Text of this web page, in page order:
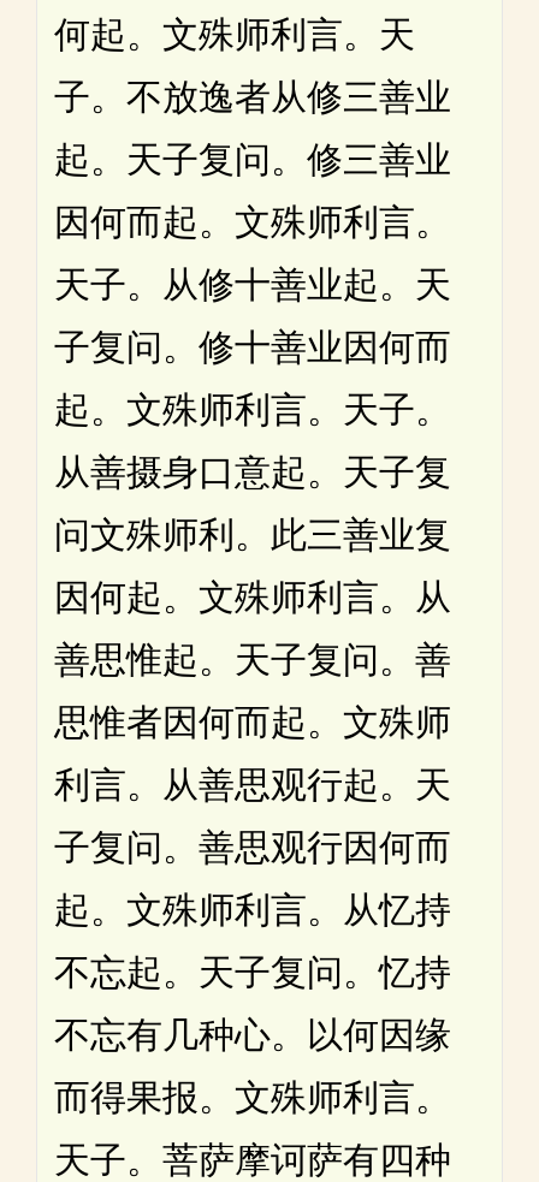
何起。文殊师利言。天
子。不放逸者从修三善业
起。天子复问。修三善业
因何而起。文殊师利言。
天子。从修十善业起。天
子复问。修十善业因何而
起。文殊师利言。天子。
从善摄身口意起。天子复
问文殊师利。此三善业复
因何起。文殊师利言。从
善思惟起。天子复问。善
思惟者因何而起。文殊师
利言。从善思观行起。天
子复问。善思观行因何而
起。文殊师利言。从忆持
不忘起。天子复问。忆持
不忘有几种心。以何因缘
而得果报。文殊师利言。
天子。菩萨摩诃萨有四种